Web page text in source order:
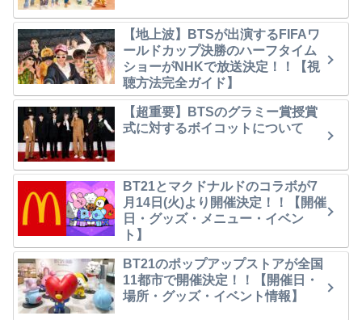
【地上波】BTSが出演するFIFAワ
ールドカップ決勝のハーフタイム
ショーがNHKで放送決定！！【視
聴方法完全ガイド】
【超重要】BTSのグラミー賞授賞
式に対するボイコットについて
BT21とマクドナルドのコラボが7
月14日(火)より開催決定！！【開催
日・グッズ・メニュー・イベン
ト】
BT21のポップアップストアが全国
11都市で開催決定！！【開催日・
場所・グッズ・イベント情報】